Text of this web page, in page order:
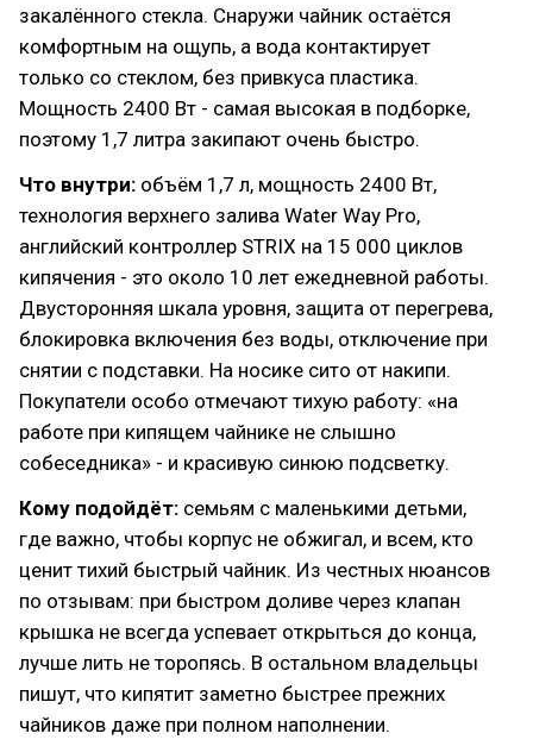
закалённого стекла. Снаружи чайник остаётся
комфортным на ощупь, а вода контактирует
только со стеклом, без привкуса пластика.
Мощность 2400 Вт - самая высокая в подборке,
поэтому 1,7 литра закипают очень быстро.
Что внутри: объём 1,7 л, мощность 2400 Вт,
технология верхнего залива Water Way Pro,
английский контроллер STRIX на 15 000 циклов
кипячения - это около 10 лет ежедневной работы.
Двусторонняя шкала уровня, защита от перегрева,
блокировка включения без воды, отключение при
снятии с подставки. На носике сито от накипи.
Покупатели особо отмечают тихую работу: «на
работе при кипящем чайнике не слышно
собеседника» - и красивую синюю подсветку.
Кому подойдёт: семьям с маленькими детьми,
где важно, чтобы корпус не обжигал, и всем, кто
ценит тихий быстрый чайник. Из честных нюансов
по отзывам: при быстром доливе через клапан
крышка не всегда успевает открыться до конца,
лучше лить не торопясь. В остальном владельцы
пишут, что кипятит заметно быстрее прежних
чайников даже при полном наполнении.